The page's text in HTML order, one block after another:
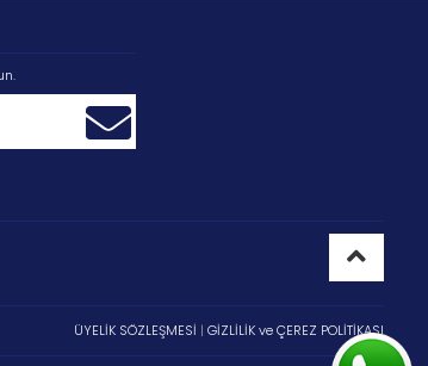
ÜYELİK SÖZLEŞMESİ | GİZLİLİK ve ÇEREZ POLİTİKASI